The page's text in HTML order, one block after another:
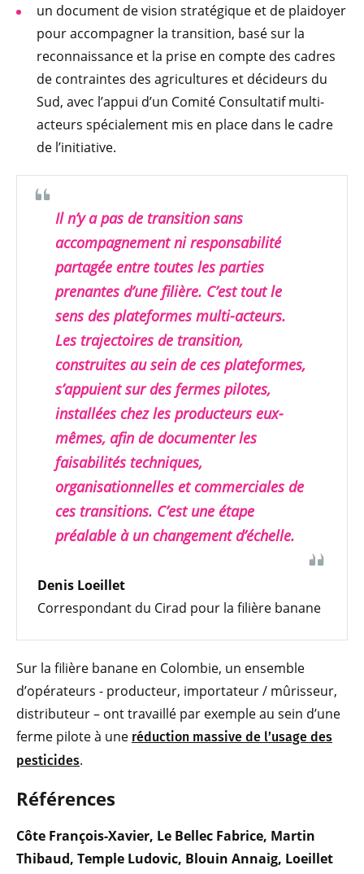
un document de vision stratégique et de plaidoyer
pour accompagner la transition, basé sur la
reconnaissance et la prise en compte des cadres
de contraintes des agricultures et décideurs du
Sud, avec l’appui d’un Comité Consultatif multi-
acteurs spécialement mis en place dans le cadre
de l’initiative.
Il n’y a pas de transition sans
accompagnement ni responsabilité
partagée entre toutes les parties
prenantes d’une filière. C’est tout le
sens des plateformes multi-acteurs.
Les trajectoires de transition,
construites au sein de ces plateformes,
s’appuient sur des fermes pilotes,
installées chez les producteurs eux-
mêmes, afin de documenter les
faisabilités techniques,
organisationnelles et commerciales de
ces transitions. C’est une étape
préalable à un changement d’échelle.
Denis Loeillet
Correspondant du Cirad pour la filière banane
Sur la filière banane en Colombie, un ensemble
d’opérateurs - producteur, importateur / mûrisseur,
distributeur – ont travaillé par exemple au sein d’une
ferme pilote à une réduction massive de l’usage des
pesticides.
Références
Côte François-Xavier, Le Bellec Fabrice, Martin
Thibaud, Temple Ludovic, Blouin Annaig, Loeillet